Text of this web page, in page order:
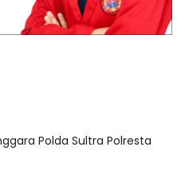
Polda Sultra Polresta